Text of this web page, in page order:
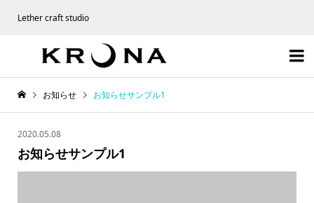
Lether craft studio

お知らせ お知らせサンプル1
2020.05.08
お知らせサンプル1